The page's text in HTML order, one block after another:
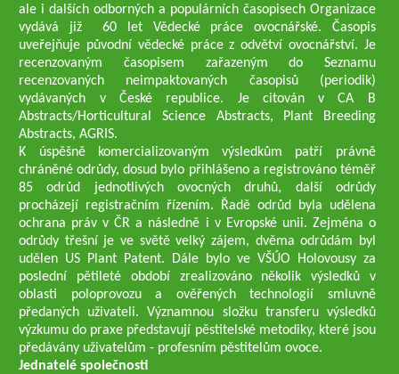
ale i dalších odborných a populárních časopisech Organizace
vydává již 60 let Vědecké práce ovocnářské. Časopis
uveřejňuje původní vědecké práce z odvětví ovocnářství. Je
recenzovaným časopisem zařazeným do Seznamu
recenzovaných neimpaktovaných časopisů (periodik)
vydávaných v České republice. Je citován v CA B
Abstracts/Horticultural Science Abstracts, Plant Breeding
Abstracts, AGRIS.
K úspěšně komercializovaným výsledkům patří právně
chráněné odrůdy, dosud bylo přihlášeno a registrováno téměř
85 odrůd jednotlivých ovocných druhů, další odrůdy
procházejí registračním řízením. Řadě odrůd byla udělena
ochrana práv v ČR a následně i v Evropské unii. Zejména o
odrůdy třešní je ve světě velký zájem, dvěma odrůdám byl
udělen US Plant Patent. Dále bylo ve VŠÚO Holovousy za
poslední pětileté období zrealizováno několik výsledků v
oblasti poloprovozu a ověřených technologií smluvně
předaných uživateli. Významnou složku transferu výsledků
výzkumu do praxe představují pěstitelské metodiky, které jsou
předávány uživatelům - profesním pěstitelům ovoce.
Jednatelé společnosti